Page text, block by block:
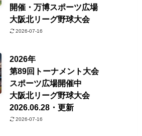
開催・万博スポーツ広場
大阪北リーグ野球大会
2026-07-16
2026年
第89回トーナメント大会
スポーツ広場開催中
大阪北リーグ野球大会
2026.06.28・更新
2026-07-16